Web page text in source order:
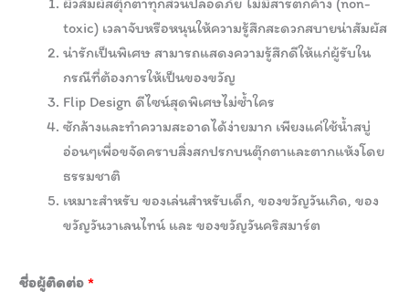
toxic) เวลาจับหรือหนุนให้ความรู้สึกสะดวกสบายน่าสัมผัส
น่ารักเป็นพิเศษ สามารถแสดงความรู้สึกดีให้แก่ผู้รับใน
กรณีที่ต้องการให้เป็นของขวัญ
Flip Design ดีไซน์สุดพิเศษไม่ซ้ำใคร
ซักล้างและทำความสะอาดได้ง่ายมาก เพียงแค่ใช้น้ำสบู่
อ่อนๆเพื่อขจัดคราบสิ่งสกปรกบนตุ๊กตาและตากแห้งโดย
ธรรมชาติ
เหมาะสำหรับ ของเล่นสำหรับเด็ก, ของขวัญวันเกิด, ของ
ขวัญวันวาเลนไทน์ และ ของขวัญวันคริสมาร์ต
ชื่อผู้ติดต่อ *